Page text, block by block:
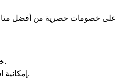
خصومات على التوصيل مع تفعيل كود خصم فاميليا.
إمكانية استبدال أو استرجاع المنتجات ضمن شروط المتجر.